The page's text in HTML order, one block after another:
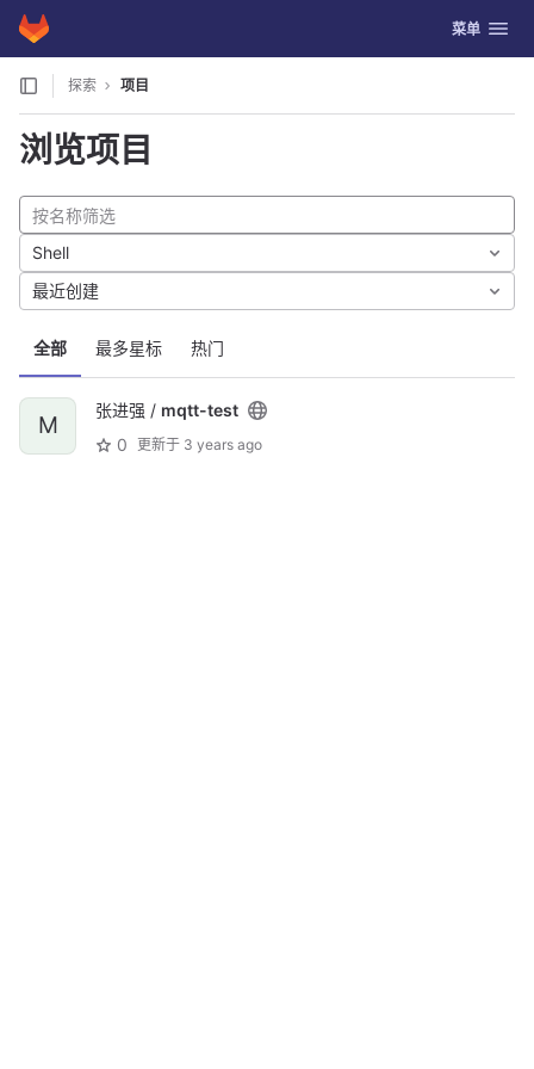
Skip to content
GitLab 切换导航
菜单
探索 项目
浏览项目
全部 最多星标 热门
Shell
最近创建
M
张进强 / mqtt-test
0 更新于 3 years ago